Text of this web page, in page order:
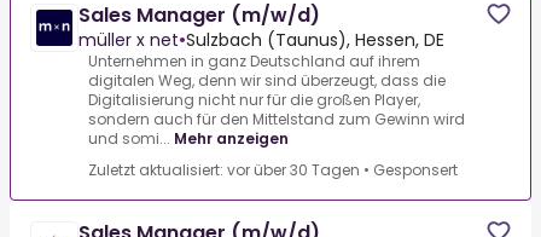
Sales Manager (m/w/d)
müller x net•Sulzbach (Taunus), Hessen, DE
Unternehmen in ganz Deutschland auf ihrem
digitalen Weg, denn wir sind überzeugt, dass die
Digitalisierung nicht nur für die großen Player,
sondern auch für den Mittelstand zum Gewinn wird
und somi... Mehr anzeigen
Zuletzt aktualisiert: vor über 30 Tagen • Gesponsert